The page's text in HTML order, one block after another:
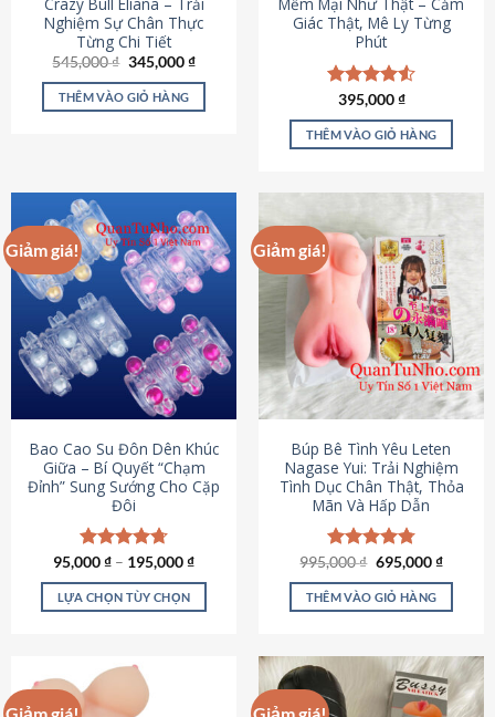
Crazy Bull Eliana – Trải
Nghiệm Sự Chân Thực
Từng Chi Tiết
545,000₫ Giá
là:
545,000 ₫.
345,000₫Giá
tại
THÊM VÀO GIỎ HÀNG
Mềm Mại Như Thật – Cảm
Giác Thật, Mê Ly Từng
Phút
Được xếp
hạng4.53
5 sao
395,000₫
THÊM VÀO GIỎ HÀNG
Giảm giá!
Bao Cao Su Đôn Dên Khúc
Giữa – Bí Quyết “Chạm
Đỉnh” Sung Sướng Cho Cặp
Đôi
Được xếp
hạng4.70
5 sao
95,000₫ – 195,000₫
LỰA CHỌN TÙY CHỌN
này
Giảm giá!
Búp Bê Tình Yêu Leten
Nagase Yui: Trải Nghiệm
Tình Dục Chân Thật, Thỏa
Mãn Và Hấp Dẫn
Được xếp
hạng4.80
5 sao
995,000₫ Giá
là:
995,000 ₫.
695,000₫Giá
tại
THÊM VÀO GIỎ HÀNG
Giảm giá! Giảm giá!